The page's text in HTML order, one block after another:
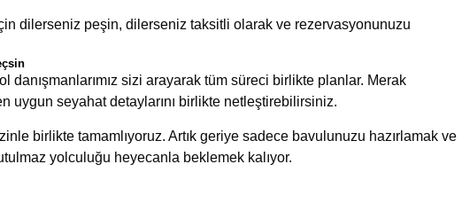
dilerseniz peşin, dilerseniz taksitli olarak ve rezervasyonunuzu
danışmanlarımız sizi arayarak tüm süreci birlikte planlar. Merak
uygun seyahat detaylarını birlikte netleştirebilirsiniz.
birlikte tamamlıyoruz. Artık geriye sadece bavulunuzu hazırlamak ve
yolculuğu heyecanla beklemek kalıyor.